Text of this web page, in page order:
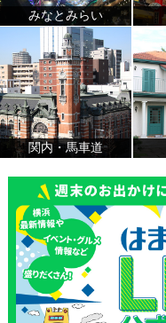
みなとみらい
関内・馬車道